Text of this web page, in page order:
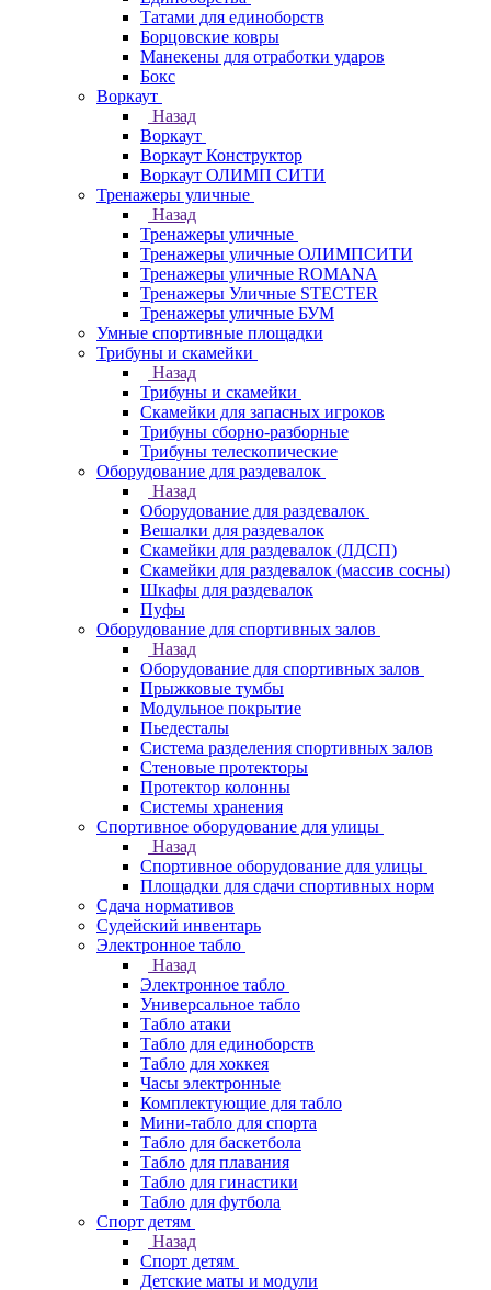
Татами для единоборств
Борцовские ковры
Манекены для отработки ударов
Бокс
Воркаут
Назад
Воркаут
Воркаут Конструктор
Воркаут ОЛИМП СИТИ
Тренажеры уличные
Назад
Тренажеры уличные
Тренажеры уличные ОЛИМПСИТИ
Тренажеры уличные ROMANA
Тренажеры Уличные STECTER
Тренажеры уличные БУМ
Умные спортивные площадки
Трибуны и скамейки
Назад
Трибуны и скамейки
Скамейки для запасных игроков
Трибуны сборно-разборные
Трибуны телескопические
Оборудование для раздевалок
Назад
Оборудование для раздевалок
Вешалки для раздевалок
Скамейки для раздевалок (ЛДСП)
Скамейки для раздевалок (массив сосны)
Шкафы для раздевалок
Пуфы
Оборудование для спортивных залов
Назад
Оборудование для спортивных залов
Прыжковые тумбы
Модульное покрытие
Пьедесталы
Система разделения спортивных залов
Стеновые протекторы
Протектор колонны
Системы хранения
Спортивное оборудование для улицы
Назад
Спортивное оборудование для улицы
Площадки для сдачи спортивных норм
Сдача нормативов
Судейский инвентарь
Электронное табло
Назад
Электронное табло
Универсальное табло
Табло атаки
Табло для единоборств
Табло для хоккея
Часы электронные
Комплектующие для табло
Мини-табло для спорта
Табло для баскетбола
Табло для плавания
Табло для гинастики
Табло для футбола
Спорт детям
Назад
Спорт детям
Детские маты и модули